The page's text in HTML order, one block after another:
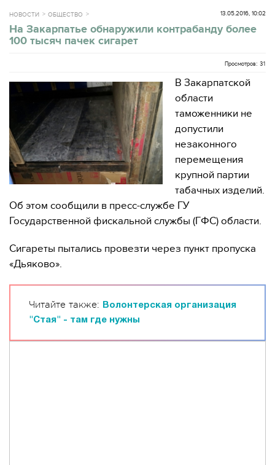
НОВОСТИ ОБЩЕСТВО 13.05.2016, 10:02
На Закарпатье обнаружили контрабанду более
100 тысяч пачек сигарет
Просмотров: 31
В Закарпатской
области
таможенники не
допустили
незаконного
перемещения
крупной партии
табачных изделий.
Об этом сообщили в пресс-службе ГУ
Государственной фискальной службы (ГФС) области.
Сигареты пытались провезти через пункт пропуска
«Дьяково».
Читайте также:
Волонтерская организация
"Стая" - там где нужны